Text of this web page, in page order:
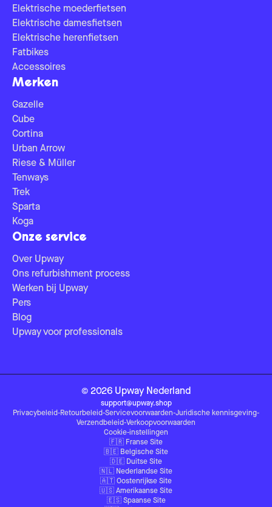
Elektrische moederfietsen
Elektrische damesfietsen
Elektrische herenfietsen
Fatbikes
Accessoires
Merken
Gazelle
Cube
Cortina
Urban Arrow
Riese & Müller
Tenways
Trek
Sparta
Koga
Onze service
Over Upway
Ons refurbishment process
Werken bij Upway
Pers
Blog
Upway voor professionals
© 2026 Upway Nederland
support@upway.shop
Privacybeleid-Retourbeleid-Servicevoorwaarden-Juridische kennisgeving-
Verzendbeleid-Verkoopvoorwaarden
Cookie-instellingen
🇫🇷 Franse Site
🇧🇪 Belgische Site
🇩🇪 Duitse Site
🇳🇱 Nederlandse Site
🇦🇹 Oostenrijkse Site
🇺🇸 Amerikaanse Site
🇪🇸 Spaanse Site